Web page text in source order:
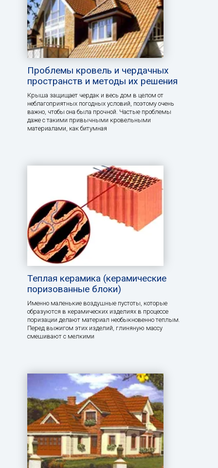
Проблемы кровель и чердачных
пространств и методы их решения
Крыша защищает чердак и весь дом в целом от
неблагоприятных погодных условий, поэтому очень
важно, чтобы она была прочной. Частые проблемы
даже с такими привычными кровельными
материалами, как битумная
Теплая керамика (керамические
поризованные блоки)
Именно маленькие воздушные пустоты, которые
образуются в керамических изделиях в процессе
поризации делают материал необыкновенно теплым.
Перед выжигом этих изделий, глиняную массу
смешивают с мелкими